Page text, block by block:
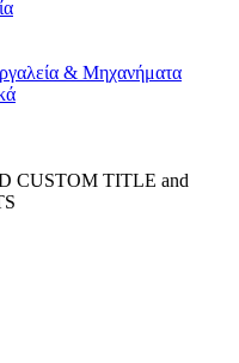
& Μηχανήματα
CUSTOM TITLE and